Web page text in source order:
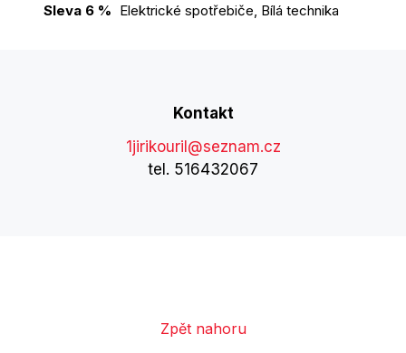
Sleva 6 % Elektrické spotřebiče, Bílá technika
Kontakt
1jirikouril@seznam.cz
tel. 516432067
Zpět nahoru